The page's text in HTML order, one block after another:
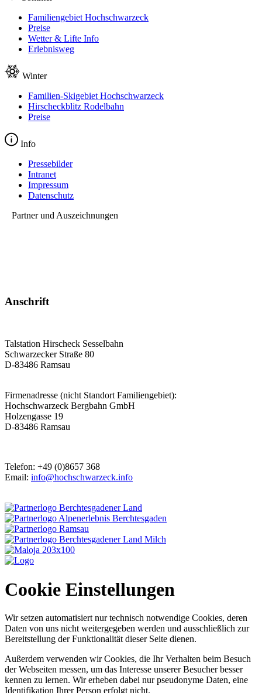
Familiengebiet Hochschwarzeck
Preise
Wetter & Lifte Info
Erlebnisweg
Winter
Familien-Skigebiet Hochschwarzeck
Hirscheckblitz Rodelbahn
Preise
Info
Pressebilder
Intranet
Impressum
Datenschutz
Partner und Auszeichnungen
Anschrift
Talstation Hirscheck Sesselbahn
Schwarzecker Straße 80
D-83486 Ramsau
Firmenadresse (nicht Standort Familiengebiet):
Hochschwarzeck Bergbahn GmbH
Holzengasse 19
D-83486 Ramsau
Telefon: +49 (0)8657 368
Email: info@hochschwarzeck.info
Cookie Einstellungen
Wir setzen automatisiert nur technisch notwendige Cookies, deren
Daten von uns nicht weitergegeben werden und ausschließlich zur
Bereitstellung der Funktionalität dieser Seite dienen.
Außerdem verwenden wir Cookies, die Ihr Verhalten beim Besuch
der Webseiten messen, um das Interesse unserer Besucher besser
kennen zu lernen. Wir erheben dabei nur pseudonyme Daten, eine
Identifikation Ihrer Person erfolgt nicht.